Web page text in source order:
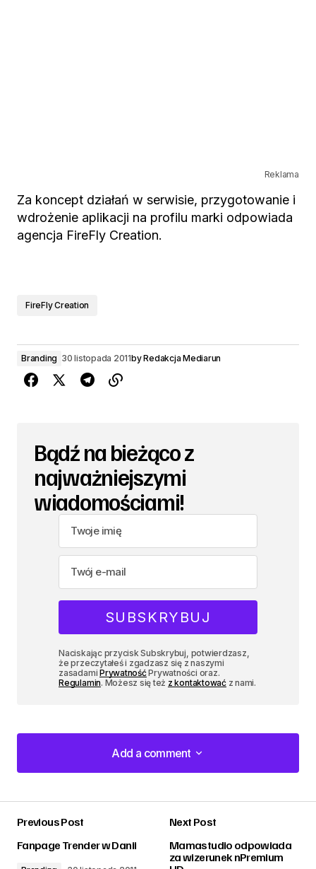
Reklama
Za koncept działań w serwisie, przygotowanie i
wdrożenie aplikacji na profilu marki odpowiada
agencja FireFly Creation.
FireFly Creation
Branding 30 listopada 2011byRedakcja Mediarun
Bądź na bieżąco z
najważniejszymi
wiadomościami!
Naciskając przycisk Subskrybuj, potwierdzasz,
że przeczytałeś i zgadzasz się z naszymi
zasadamiPrywatnośćPrywatności oraz.
Regulamin. Możesz się też z kontaktowaćz nami.
Add a comment
Add a comment
Previous Post
Fanpage Trender w Danii
Next Post
Mamastudio odpowiada
za wizerunek nPremium